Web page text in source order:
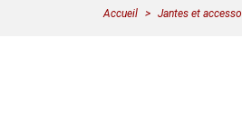
Accueil Jantes et